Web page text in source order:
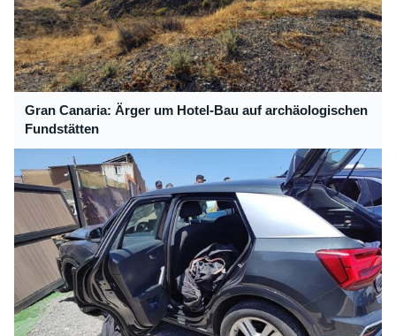
Gran Canaria: Ärger um Hotel-Bau auf archäologischen
Fundstätten